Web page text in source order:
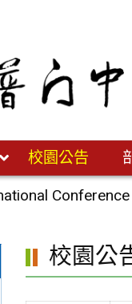
校園公告
校園公